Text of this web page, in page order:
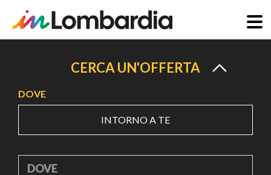
principale
CERCA UN'OFFERTA
DOVE
INTORNO A TE
DOVE